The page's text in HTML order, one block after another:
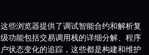
些浏览器提供了调试智能合约和解析复
功能包括交易调用栈的详细分解、程序
状态变化的追踪，这些都是构建和维护